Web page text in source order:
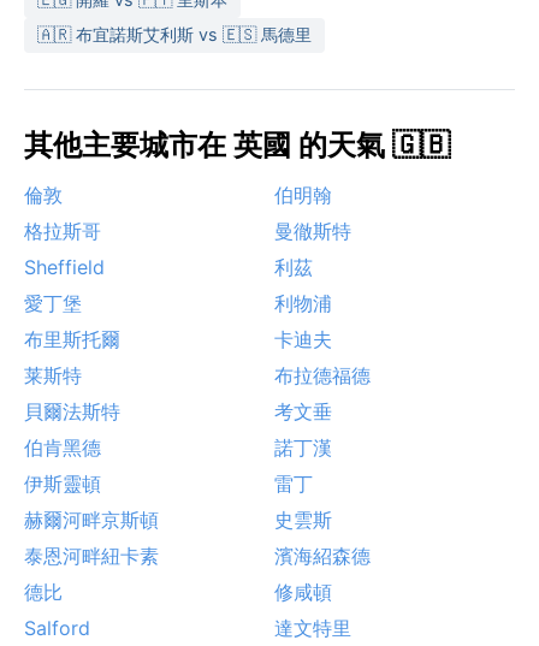
🇦🇷 布宜諾斯艾利斯 vs 🇪🇸 馬德里
其他主要城市在 英國 的天氣 🇬🇧
倫敦
伯明翰
格拉斯哥
曼徹斯特
Sheffield
利茲
愛丁堡
利物浦
布里斯托爾
卡迪夫
莱斯特
布拉德福德
貝爾法斯特
考文垂
伯肯黑德
諾丁漢
伊斯靈頓
雷丁
赫爾河畔京斯頓
史雲斯
泰恩河畔紐卡素
濱海紹森德
德比
修咸頓
Salford
達文特里